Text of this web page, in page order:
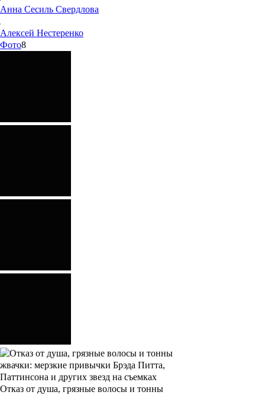
Анна Сесиль Свердлова
Алексей Нестеренко
Фото8
Отказ от душа, грязные волосы и тонны